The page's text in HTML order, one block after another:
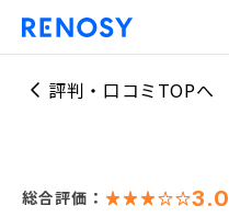
評判・口コミTOPへ
総合評価： 3.0